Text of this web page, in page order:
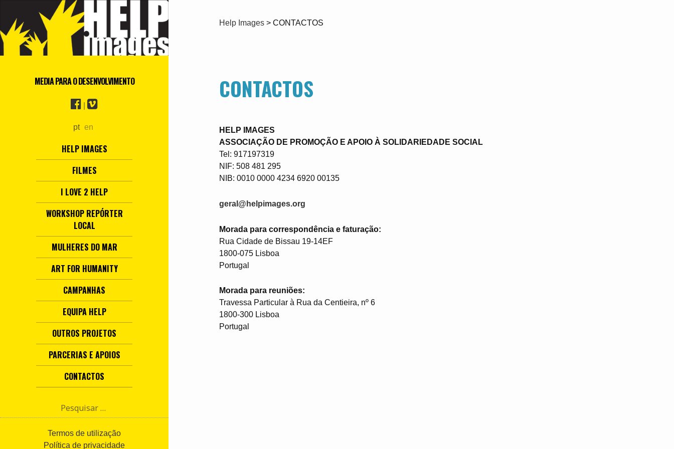
MEDIA PARA O DESENVOLVIMENTO
pt en
HELP IMAGES
FILMES
I LOVE 2 HELP
WORKSHOP REPÓRTER
LOCAL
MULHERES DO MAR
ART FOR HUMANITY
CAMPANHAS
EQUIPA HELP
OUTROS PROJETOS
PARCERIAS E APOIOS
CONTACTOS
s
Termos de utilização
Política de privacidade
Help Images> CONTACTOS
CONTACTOS
HELP IMAGES
ASSOCIAÇÃO DE PROMOÇÃO E APOIO À SOLIDARIEDADE SOCIAL
Tel: 917197319
NIF: 508 481 295
NIB: 0010 0000 4234 6920 00135
geral@helpimages.org
Morada para correspondência e faturação:
Rua Cidade de Bissau 19-14EF
1800-075 Lisboa
Portugal
Morada para reuniões:
Travessa Particular à Rua da Centieira, nº 6
1800-300 Lisboa
Portugal